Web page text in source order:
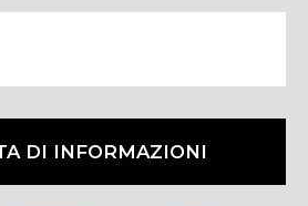
DI INFORMAZIONI